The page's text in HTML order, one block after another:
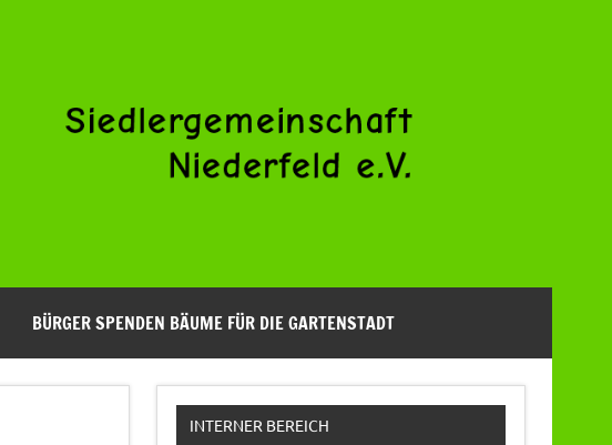
BÜRGER SPENDEN BÄUME FÜR DIE GARTENSTADT
INTERNER BEREICH